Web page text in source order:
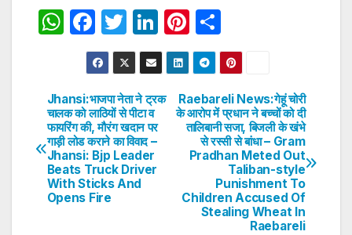
आपका ईमेल पता, फोन नंबर
और अन्य विवरण पूरी तरह
W
s
A
p
p
F
a
c
e
b
o
o
k
T
w
itt
er
Li
n
k
e
dI
Pi
nt
er
e
st
h
ar
e
Post
navigation
Raebareli News:गेहूं चोरी
के आरोप में प्रधान ने बच्चों को दी
तालिबानी सजा, बिजली के खंभे
से रस्सी से बांधा – Gram
Pradhan Meted Out
Taliban-style
Punishment To
Children Accused Of
Stealing Wheat In
Raebareli
Jhansi:भाजपा नेता ने ट्रक
चालक को लाठियों से पीटा व
फायरिंग की, मौरंग खदान पर
गाड़ी लोड कराने का विवाद –
Jhansi: Bjp Leader
Beats Truck Driver
With Sticks And
Opens Fire